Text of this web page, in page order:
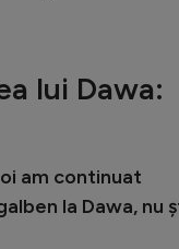
lui Dawa:
am continuat
la Dawa, nu